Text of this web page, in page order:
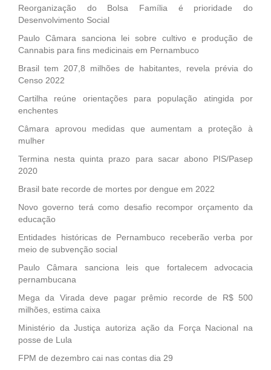
Reorganização do Bolsa Família é prioridade do
Desenvolvimento Social
Paulo Câmara sanciona lei sobre cultivo e produção de
Cannabis para fins medicinais em Pernambuco
Brasil tem 207,8 milhões de habitantes, revela prévia do
Censo 2022
Cartilha reúne orientações para população atingida por
enchentes
Câmara aprovou medidas que aumentam a proteção à
mulher
Termina nesta quinta prazo para sacar abono PIS/Pasep
2020
Brasil bate recorde de mortes por dengue em 2022
Novo governo terá como desafio recompor orçamento da
educação
Entidades históricas de Pernambuco receberão verba por
meio de subvenção social
Paulo Câmara sanciona leis que fortalecem advocacia
pernambucana
Mega da Virada deve pagar prêmio recorde de R$ 500
milhões, estima caixa
Ministério da Justiça autoriza ação da Força Nacional na
posse de Lula
FPM de dezembro cai nas contas dia 29